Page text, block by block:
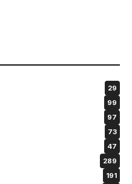
29
99
97
73
47
289
191